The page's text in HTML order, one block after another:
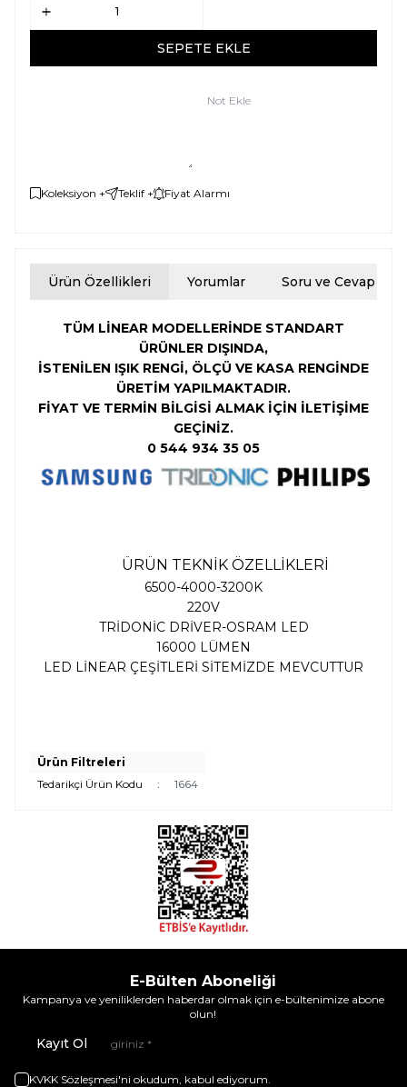
SEPETE EKLE
Not Ekle
Koleksiyon + Teklif + Fiyat Alarmı
Ürün Özellikleri Yorumlar Soru ve Cevap
TÜM LİNEAR MODELLERİNDE STANDART
ÜRÜNLER DIŞINDA,
İSTENİLEN IŞIK RENGİ, ÖLÇÜ VE KASA RENGİNDE
ÜRETİM YAPILMAKTADIR.
FİYAT VE TERMİN BİLGİSİ ALMAK İÇİN İLETİŞİME
GEÇİNİZ.
0 544 934 35 05
ÜRÜN TEKNİK ÖZELLİKLERİ
6500-4000-3200K
220V
TRİDONİC DRİVER-OSRAM LED
16000 LÜMEN
LED LİNEAR ÇEŞİTLERİ SİTEMİZDE MEVCUTTUR
Ürün Filtreleri
Tedarikçi Ürün Kodu
: 1664
E-Bülten Aboneliği
Kampanya ve yeniliklerden haberdar olmak için e-bültenimize abone
olun!
Kayıt Ol
KVKK Sözleşmesi'ni okudum, kabul ediyorum.